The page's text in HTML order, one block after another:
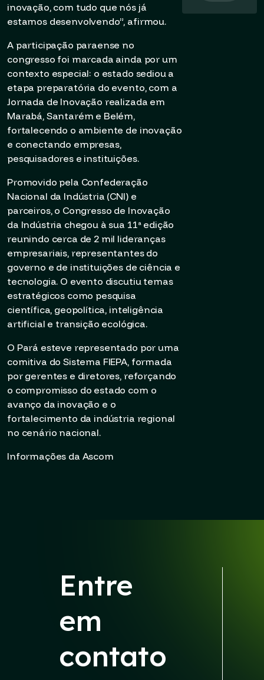
inovação, com tudo que nós já
estamos desenvolvendo”, afirmou.
A participação paraense no
congresso foi marcada ainda por um
contexto especial: o estado sediou a
etapa preparatória do evento, com a
Jornada de Inovação realizada em
Marabá, Santarém e Belém,
fortalecendo o ambiente de inovação
e conectando empresas,
pesquisadores e instituições.
Promovido pela Confederação
Nacional da Indústria (CNI) e
parceiros, o Congresso de Inovação
da Indústria chegou à sua 11ª edição
reunindo cerca de 2 mil lideranças
empresariais, representantes do
governo e de instituições de ciência e
tecnologia. O evento discutiu temas
estratégicos como pesquisa
científica, geopolítica, inteligência
artificial e transição ecológica.
O Pará esteve representado por uma
comitiva do Sistema FIEPA, formada
por gerentes e diretores, reforçando
o compromisso do estado com o
avanço da inovação e o
fortalecimento da indústria regional
no cenário nacional.
Informações da Ascom
Entre
em
contato